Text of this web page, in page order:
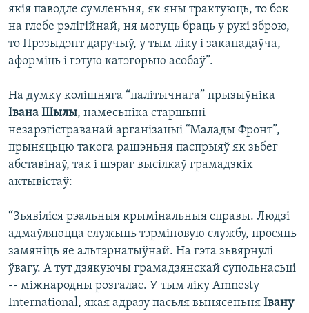
якія паводле сумленьня, як яны трактуюць, то бок
на глебе рэлігійнай, ня могуць браць у рукі зброю,
то Прэзыдэнт даручыў, у тым ліку і заканадаўча,
аформіць і гэтую катэгорыю асобаў”.
На думку колішняга “палітычнага” прызыўніка
Івана Шылы, намесьніка старшыні
незарэгістраванай арганізацыі “Малады Фронт”,
прыняцьцю такога рашэньня паспрыяў як зьбег
абставінаў, так і шэраг высілкаў грамадзкіх
актывістаў:
“Зьявіліся рэальныя крымінальныя справы. Людзі
адмаўляюцца служыць тэрміновую службу, просяць
замяніць яе альтэрнатыўнай. На гэта зьвярнулі
ўвагу. А тут дзякуючы грамадзянскай супольнасьці
-- міжнародны розгалас. У тым ліку Amnеsty
International, якая адразу пасьля вынясеньня Івану